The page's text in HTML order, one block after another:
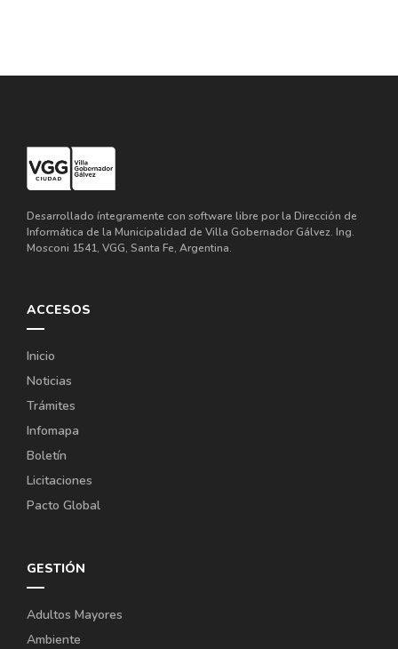
Desarrollado íntegramente con software libre por la Dirección de
Informática de la Municipalidad de Villa Gobernador Gálvez. Ing.
Mosconi 1541, VGG, Santa Fe, Argentina.
ACCESOS
Inicio
Noticias
Trámites
Infomapa
Boletín
Licitaciones
Pacto Global
GESTIÓN
Adultos Mayores
Ambiente